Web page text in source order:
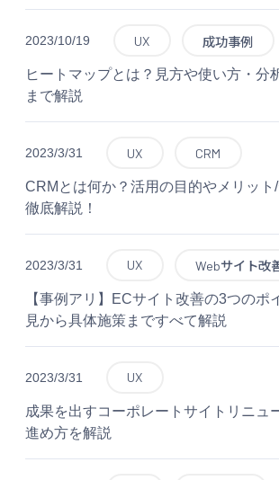
2023/10/19 UX 成功事例
ヒートマップとは？見方や使い方・分
まで解説
2023/3/31 UX CRM
CRMとは何か？活用の目的やメリット
徹底解説！
2023/3/31 UX Webサイト改
【事例アリ】ECサイト改善の3つのポ
見から具体施策まですべて解説
2023/3/31 UX
成果を出すコーポレートサイトリニュ
進め方を解説